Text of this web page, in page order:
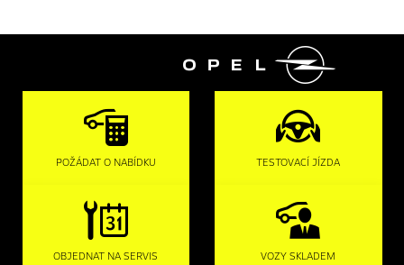

POŽÁDAT O NABÍDKU TESTOVACÍ JÍZDA
OBJEDNAT NA SERVIS VOZY SKLADEM